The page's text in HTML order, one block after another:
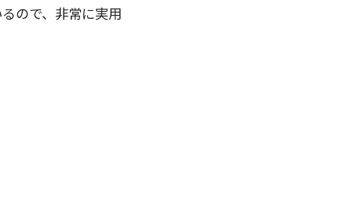
ので、非常に実用